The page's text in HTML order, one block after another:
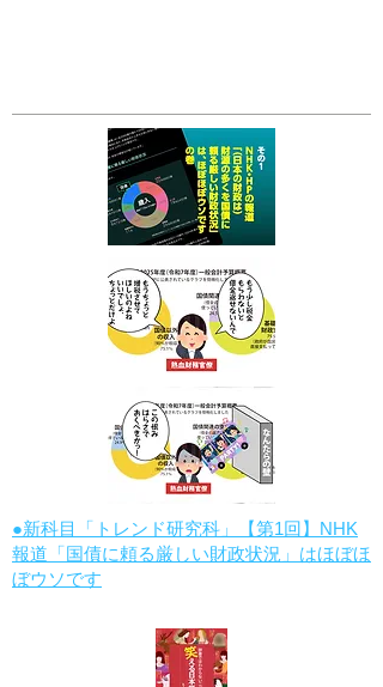
●新科目「トレンド研究科」【第1回】NHK
報道「国債に頼る厳しい財政状況」はほぼほ
ぼウソです